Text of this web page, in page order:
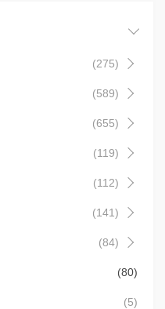
(275)
(589)
(655)
(119)
(112)
(141)
(84)
(80)
(5)